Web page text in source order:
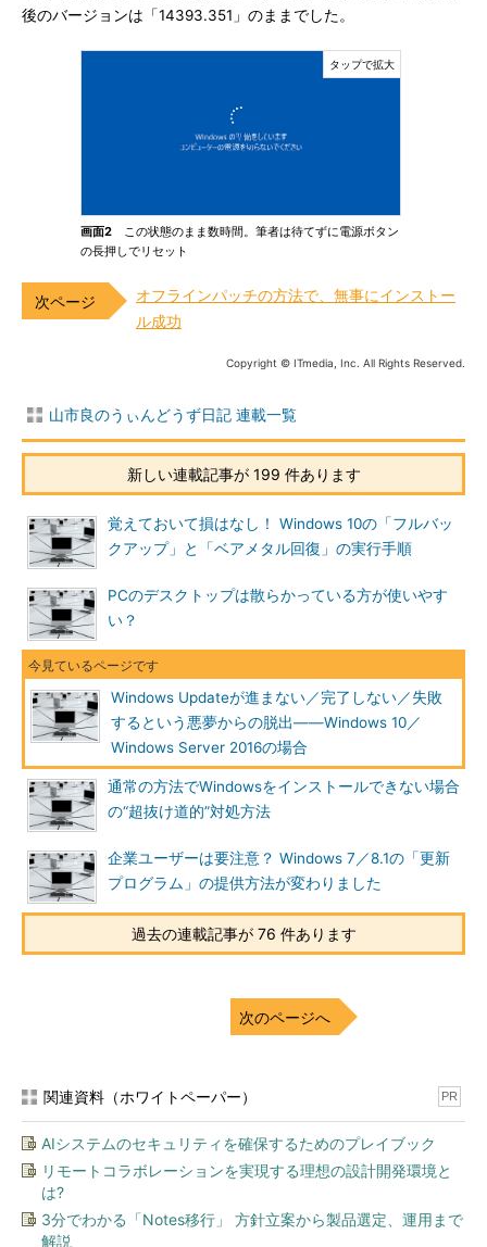
後のバージョンは「14393.351」のままでした。
画面2 この状態のまま数時間。筆者は待てずに電源ボタン
の長押しでリセット
オフラインパッチの方法で、無事にインストー
ル成功
Copyright © ITmedia, Inc. All Rights Reserved.
山市良のうぃんどうず日記 連載一覧
新しい連載記事が 199 件あります
覚えておいて損はなし！ Windows 10の「フルバッ
クアップ」と「ベアメタル回復」の実行手順
PCのデスクトップは散らかっている方が使いやす
い？
Windows Updateが進まない／完了しない／失敗
するという悪夢からの脱出――Windows 10／
Windows Server 2016の場合
通常の方法でWindowsをインストールできない場合
の“超抜け道的”対処方法
企業ユーザーは要注意？ Windows 7／8.1の「更新
プログラム」の提供方法が変わりました
過去の連載記事が 76 件あります
次のページへ
関連資料（ホワイトペーパー） PR
AIシステムのセキュリティを確保するためのプレイブック
リモートコラボレーションを実現する理想の設計開発環境と
は?
3分でわかる「Notes移行」 方針立案から製品選定、運用まで
解説